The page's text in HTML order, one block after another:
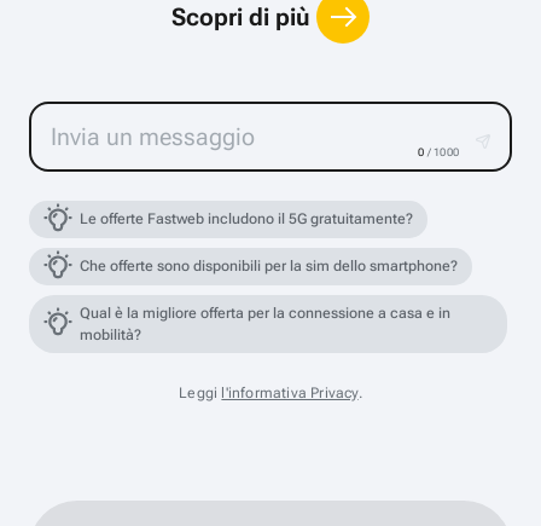
Scopri di più
0 / 1000
Le offerte Fastweb includono il 5G gratuitamente?
Che offerte sono disponibili per la sim dello smartphone?
Qual è la migliore offerta per la connessione a casa e in
mobilità?
Leggi l'informativa Privacy.